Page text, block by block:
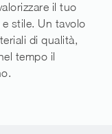
il tuo
stile. Un tavolo
di qualità,
tempo il